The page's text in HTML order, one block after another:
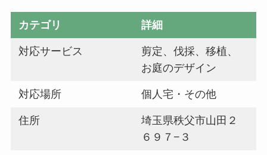
カテゴリ 詳細
対応サービス
剪定、伐採、移植、
お庭のデザイン
対応場所 個人宅・その他
住所
埼玉県秩父市山田２
６９７−３